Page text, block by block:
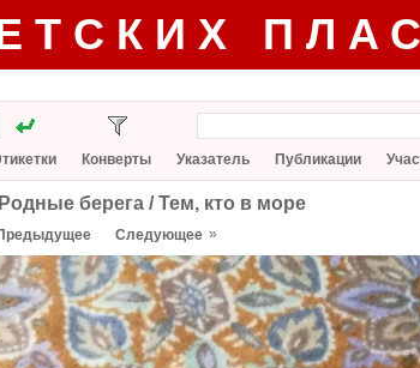
Конверты Указатель Публикации
берега / Тем, кто в море
Следующее »